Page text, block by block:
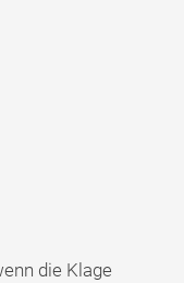
die Klage